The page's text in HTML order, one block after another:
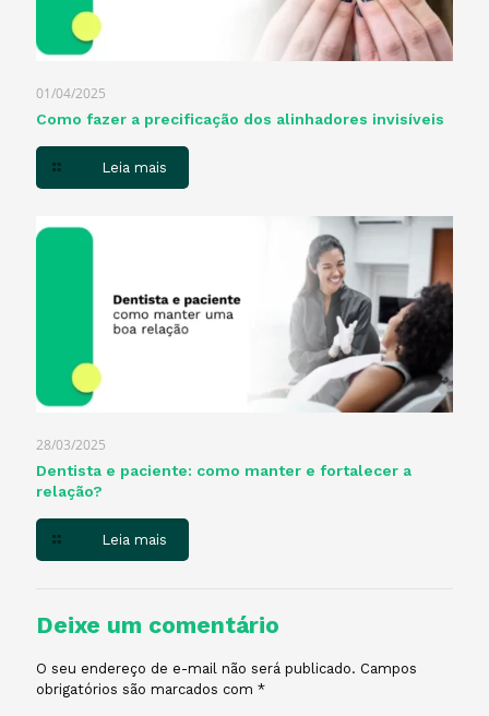
01/04/2025
Como fazer a precificação dos alinhadores invisíveis
Leia mais
28/03/2025
Dentista e paciente: como manter e fortalecer a
relação?
Leia mais
Deixe um comentário
O seu endereço de e-mail não será publicado. Campos
obrigatórios são marcados com *